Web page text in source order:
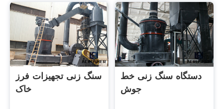
سنگ زنی تجهیزات فرز
خاک
دستگاه سنگ زنی خط
جوش